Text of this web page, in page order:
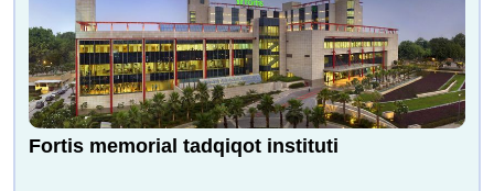
Dr. Anshuman Kaushal Doktor BK Singx
Fortis memorial tadqiqot instituti